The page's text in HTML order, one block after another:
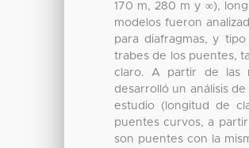
170 m, 280 m y ∞),
modelos fueron
para diafragmas, y
trabes de los puentes,
claro. A partir de las
desarrolló un análisis
estudio (longitud de
puentes curvos, a
son puentes con la